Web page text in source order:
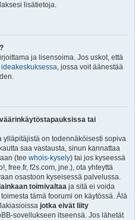
lisätietoja.
ja lisensoima. Jos uskot, että
, jossa voit äänestää
tai
ylläpitäjistä on todennäköisesti sopiva
saa vastausta, sinun kannattaa
(tee whois-kysely) tai jos kyseessä
free.fr, f2s.com, jne.), ota yhteyttä
osastoon kyseisessä palvelussa.
toimivaltaa ja sitä ei voida
tämä foorumi on käytössä. Älä
jotka eivät liity
sovellukseen itseensä. Jos lähetät